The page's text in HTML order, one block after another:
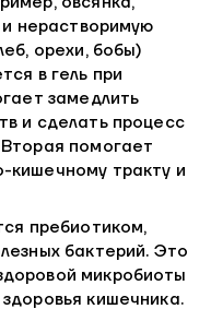
и нерастворимую
орехи, бобы)
в гель при
замедлить
и сделать процесс
помогает
тракту и
пребиотиком,
бактерий. Это
микробиоты
кишечника.